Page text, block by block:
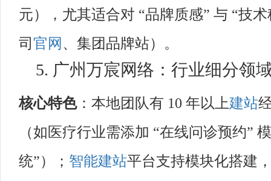
元），尤其适合对 “品牌质感” 与 “技
司 官网 、集团品牌站）。
5. 广州万宸网络：行业细分领
核心特色：本地团队有 10 年以上建站
（如医疗行业需添加 “在线问诊预约”
统”）； 智能建站平台支持模块化搭建